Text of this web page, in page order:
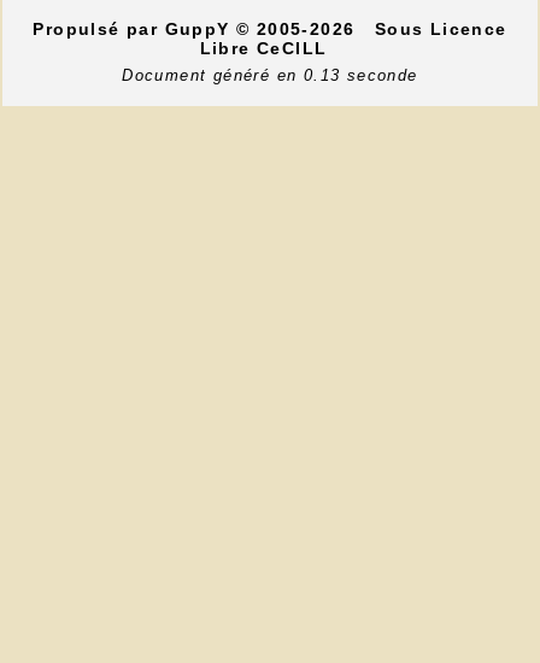
Propulsé par GuppY© 2005-2026
Sous Licence
Libre CeCILL
Document généré en 0.13 seconde